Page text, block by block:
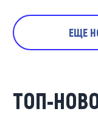
ЕЩЕ
ТОП-